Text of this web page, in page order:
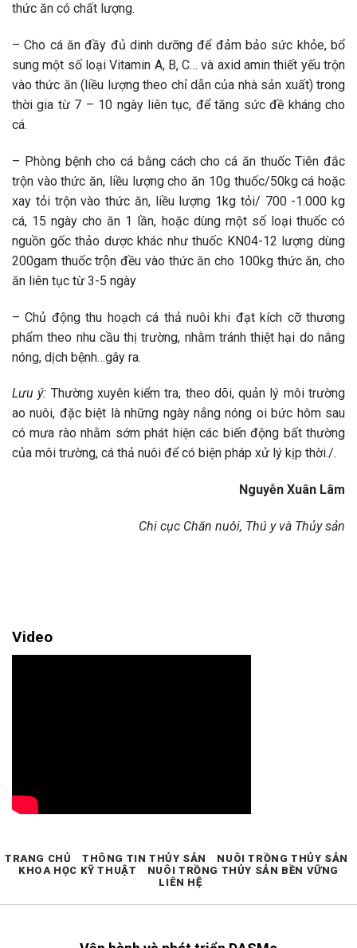
thức ăn có chất lượng.
– Cho cá ăn đầy đủ dinh dưỡng để đảm bảo sức khỏe, bổ
sung một số loại Vitamin A, B, C… và axid amin thiết yếu trộn
vào thức ăn (liều lượng theo chỉ dẫn của nhà sản xuất) trong
thời gia từ 7 – 10 ngày liên tục, để tăng sức đề kháng cho
cá.
– Phòng bệnh cho cá bằng cách cho cá ăn thuốc Tiên đắc
trộn vào thức ăn, liều lượng cho ăn 10g thuốc/50kg cá hoặc
xay tỏi trộn vào thức ăn, liều lượng 1kg tỏi/ 700 -1.000 kg
cá, 15 ngày cho ăn 1 lần, hoặc dùng một số loại thuốc có
nguồn gốc thảo dược khác như thuốc KN04-12 lượng dùng
200gam thuốc trộn đều vào thức ăn cho 100kg thức ăn, cho
ăn liên tục từ 3-5 ngày
– Chủ động thu hoạch cá thả nuôi khi đạt kích cỡ thương
phẩm theo nhu cầu thị trường, nhằm tránh thiệt hại do nắng
nóng, dịch bệnh…gây ra.
Lưu ý: Thường xuyên kiểm tra, theo dõi, quản lý môi trường
ao nuôi, đặc biệt là những ngày nắng nóng oi bức hôm sau
có mưa rào nhằm sớm phát hiện các biến động bất thường
của môi trường, cá thả nuôi để có biện pháp xử lý kịp thời./.
Nguyễn Xuân Lâm
Chi cục Chăn nuôi, Thú y và Thủy sản
Video
TRANG CHỦ THÔNG TIN THỦY SẢN
NUÔI TRỒNG THỦY SẢN
KHOA HỌC KỸ THUẬT
NUÔI TRỒNG THỦY SẢN BỀN VỮNG
LIÊN HỆ